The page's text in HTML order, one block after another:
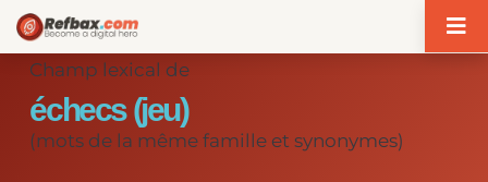
Champ lexical de
échecs (jeu)
(mots de la même famille et synonymes)
Panneau de gestion des cookies